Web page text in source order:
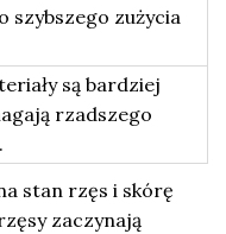
szybszego zużycia
są bardziej
rzadszego
stan rzęs i skórę
zaczynają